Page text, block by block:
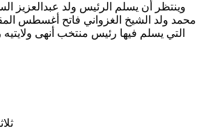
وينتظر أن يسلم الرئيس ولد عبدالعزيز
محمد ولد الشيخ الغزواني فاتح أغسطس
التي يسلم فيها رئيس منتخب أنهى ولايتيه
ثلاثاء, 23/